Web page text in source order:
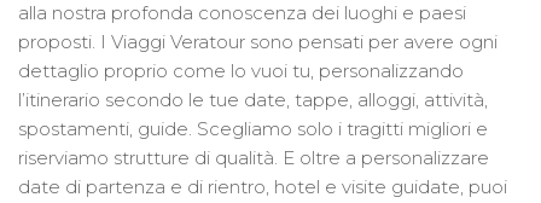
alla nostra profonda conoscenza dei luoghi e paesi
proposti. I Viaggi Veratour sono pensati per avere ogni
dettaglio proprio come lo vuoi tu, personalizzando
l’itinerario secondo le tue date, tappe, alloggi, attività,
spostamenti, guide. Scegliamo solo i tragitti migliori e
riserviamo strutture di qualità. E oltre a personalizzare
date di partenza e di rientro, hotel e visite guidate, puoi